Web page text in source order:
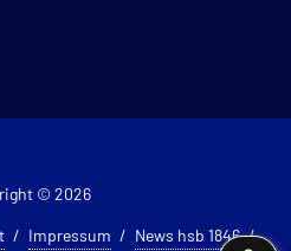
© 2026
Impressum News hsb 1846